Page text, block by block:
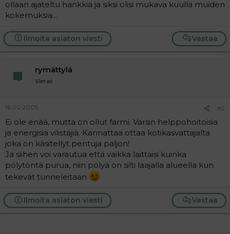
a
l
i
t
t
j
a
i
e
t
i
ollaan ajateltu hankkia ja siksi olisi mukava kuulla muiden
kokemuksia...
Vastaa
Ilmoita asiaton viesti
rymättylä
Vieras
16.02.2005 #2
Ei ole enää, mutta on ollut farmi. Varsin helppohoitoisia
ja energisiä vilistäjiä. Kannattaa ottaa kotikasvattajalta
joka on käsitellyt pentuja paljon!
Ja siihen voi varautua että vaikka laittaisi kuinka
pölytöntä purua, niin pölyä on silti laajalla alueella kun
tekevät tunneleitaan
Vastaa
Ilmoita asiaton viesti